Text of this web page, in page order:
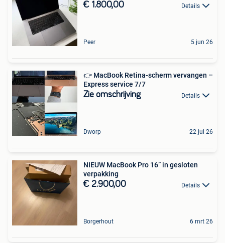
€ 1.800,00 Details
Peer 5 jun 26
👉 MacBook Retina-scherm vervangen –
Express service 7/7
Zie omschrijving Details
Dworp 22 jul 26
NIEUW MacBook Pro 16” in gesloten
verpakking
€ 2.900,00 Details
Borgerhout 6 mrt 26